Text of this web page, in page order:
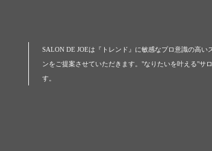
SALON DE JOEは『トレンド』に敏感なプロ意識の高
ンをご提案させていただきます。"なりたいを叶える"サ
す。